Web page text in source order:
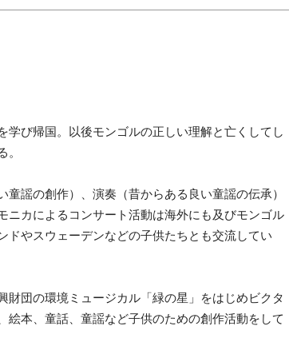
学び帰国。以後モンゴルの正しい理解と亡くしてし
。
童謡の創作）、演奏（昔からある良い童謡の伝承）
ニカによるコンサート活動は海外にも及びモンゴル
ドやスウェーデンなどの子供たちとも交流してい
財団の環境ミュージカル「緑の星」をはじめビクタ
絵本、童話、童謡など子供のための創作活動をして